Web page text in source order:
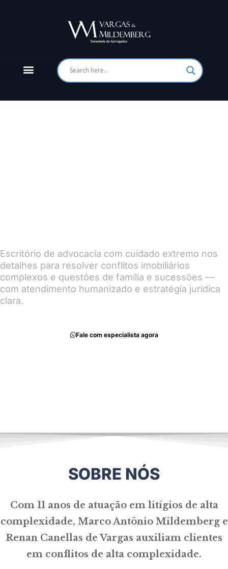
Escritório de advocacia com cuidado extremo nos
detalhes para resolver conflitos imobiliários
complexos e questões de família e sucessões —
com atendimento humanizado e estratégia jurídica
clara.
Fale com especialista agora
SOBRE NÓS
Com 11 anos de atuação em litígios de alta
complexidade, Marco Antônio Mildemberg e
Renan Canellas de Vargas auxiliam clientes
em conflitos de alta complexidade.